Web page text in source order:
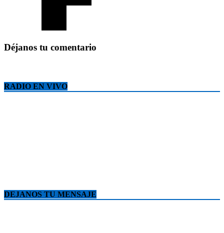
Déjanos tu comentario
RADIO EN VIVO
DEJANOS TU MENSAJE